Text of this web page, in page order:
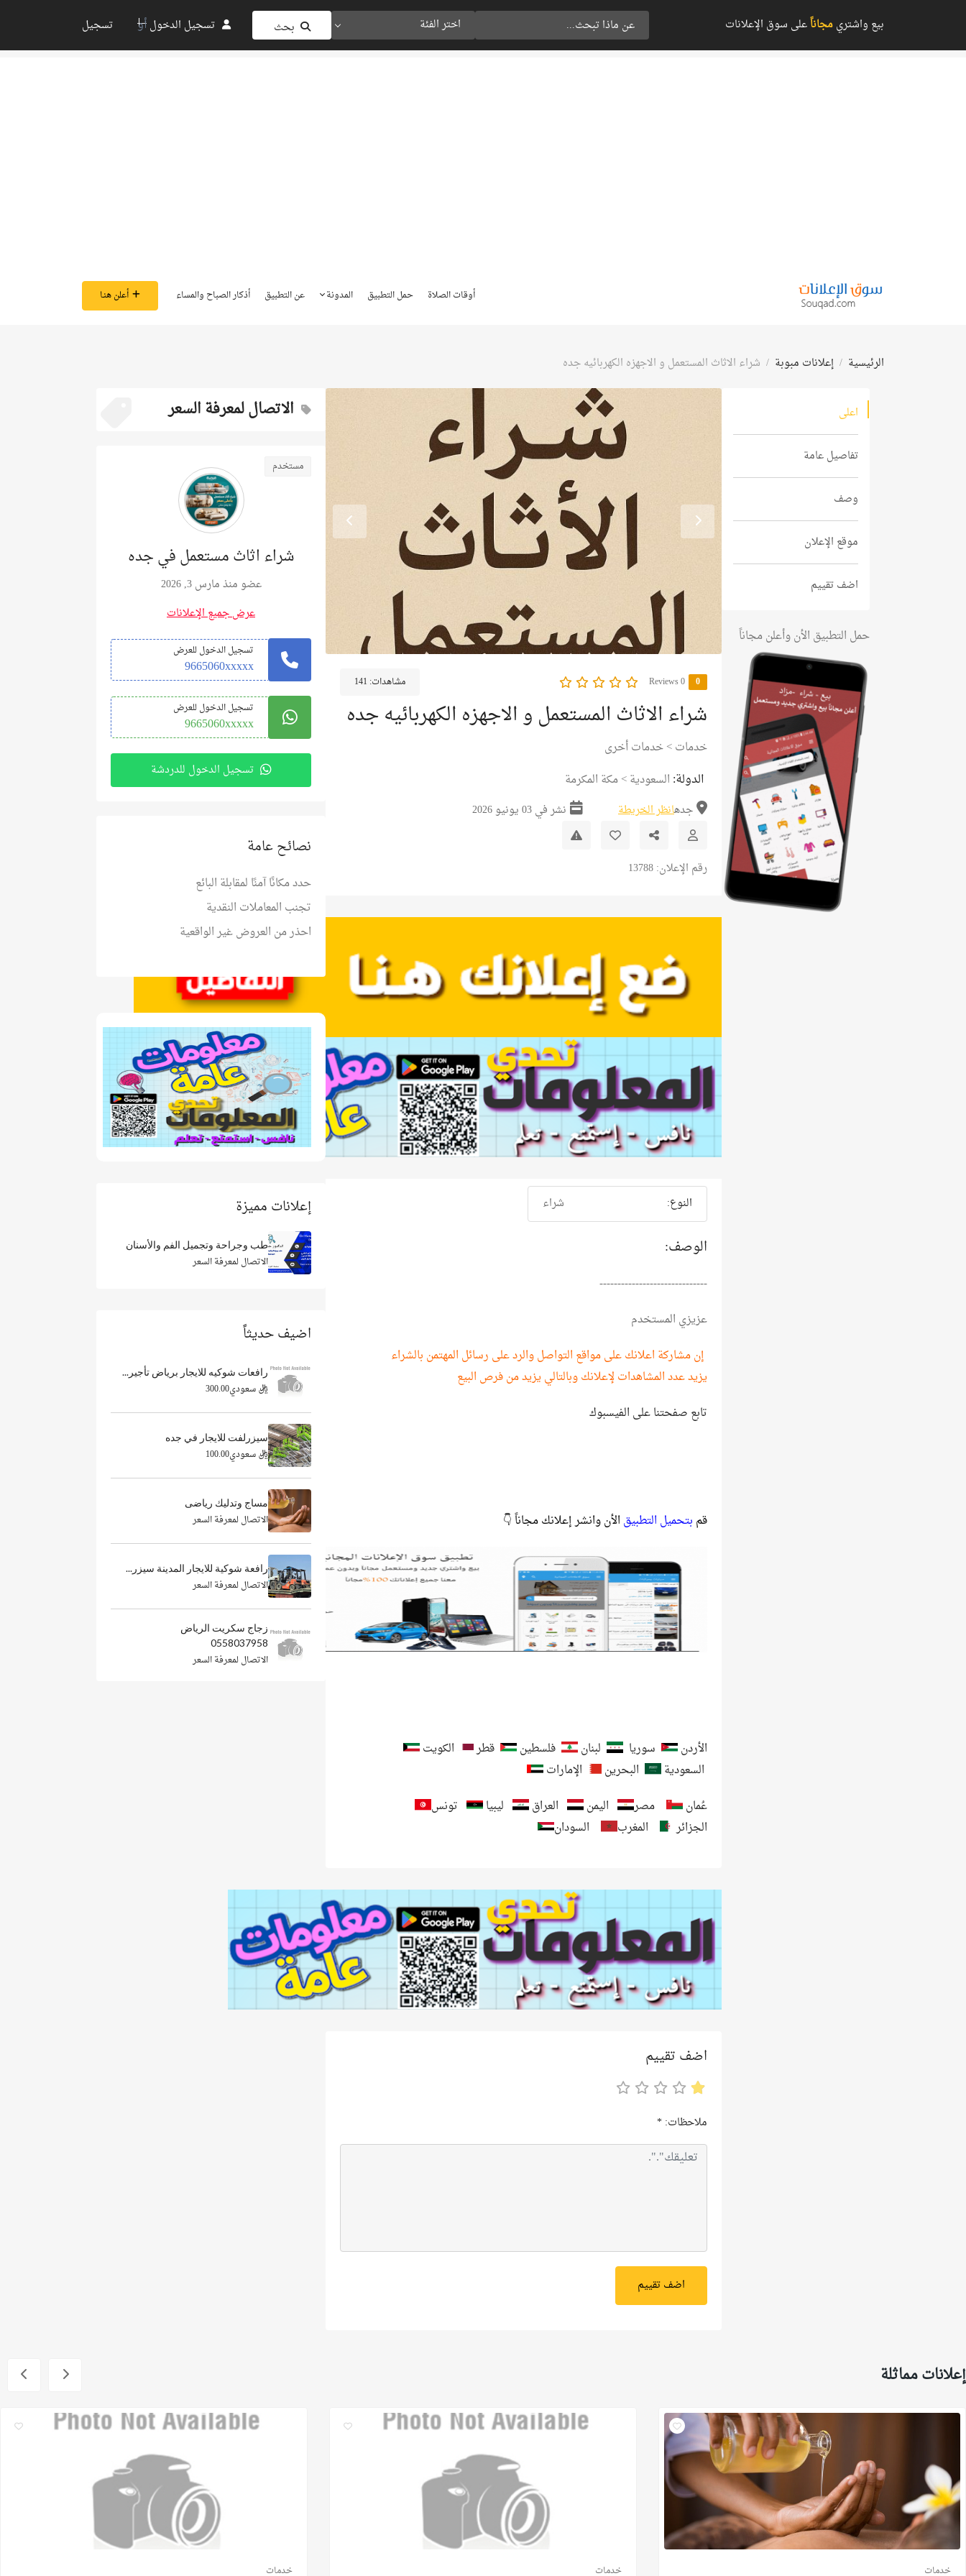
بيع واشتريمجاناًعلى سوق الإعلانات اختر الفئة بحث تسجيل الدخولأو تسجيل
أوقات الصلاة حمل التطبيق المدونة عن التطبيق أذكار الصباح والمساء أعلن هنـا
الرئيسية إعلانات مبوبة شراء الاثاث المستعمل و الاجهزه الكهربائيه جده
اعلى
تفاصيل عامة
وصف
موقع الإعلان
اضف تقييم
حمل التطبيق الأن وأعلن مجاناً
0
0 Reviews مشاهدات: 141
شراء الاثاث المستعمل و الاجهزه الكهربائيه جده
خدمات>خدمات أخرى
الدولة: السعودية> مكة المكرمة
جدهانظر الخريطة نشر في 03 يونيو 2026
رقم الإعلان: 13788
النوع: شراء
الوصف:
------------------------------
عزيزي المستخدم
إن مشاركة اعلانك على مواقع التواصل والرد على رسائل المهتمن بالشراء
يزيد عدد المشاهدات لإعلانك وبالتالي يزيد من فرص البيع
تابع صفحتنا على الفيسبوك
قم بتحميل التطبيق الأن وانشر إعلانك مجاناً 👇
الأردن سوريا لبنان فلسطين قطر
الكويت
السعودية
البحرين
الإمارات
عُمان
مصر اليمن العراق ليبيا
تونس
الجزائر
المغرب السودان
اضف تقييم
ملاحظات:*
اضف تقييم
الاتصال لمعرفة السعر
مستخدم
شراء اثاث مستعمل في جده
عضو منذ مارس 3, 2026
عرض جميع الإعلانات
تسجيل الدخول للعرض
9665060xxxxx
تسجيل الدخول للعرض
9665060xxxxx
تسجيل الدخول للدردشة
نصائح عامة
حدد مكانًا آمنًا لمقابلة البائع
تجنب المعاملات النقدية
احذر من العروض غير الواقعية
إعلانات مميزة
طب وجراحة وتجميل الفم والأسنان
الاتصال لمعرفة السعر
اضيف حديثاً
رافعات شوكيه للايجار برياض تأجير...
ريال سعودي300.00
سيزرلفت للايجار في جده
ريال سعودي100.00
مساج وتدليك رياضى
الاتصال لمعرفة السعر
رافعة شوكية للايجار المدينة سيزر...
الاتصال لمعرفة السعر
زجاج سكريت الرياض
0558037958
الاتصال لمعرفة السعر
إعلانات مماثلة
خدمات خدمات خدمات